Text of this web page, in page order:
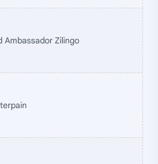
Ambassador Zilingo